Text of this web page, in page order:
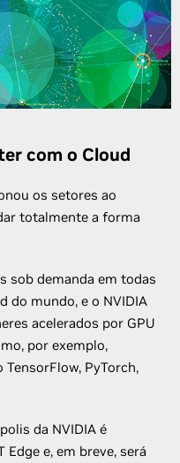
com o Cloud
os setores ao
totalmente a forma
sob demanda em todas
do mundo, e o NVIDIA
acelerados por GPU
por exemplo,
PyTorch,
da NVIDIA é
e, em breve, será